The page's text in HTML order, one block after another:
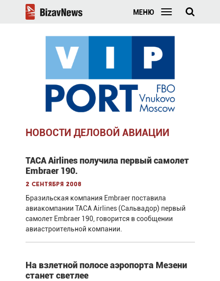
МЕНЮ
НОВОСТИ ДЕЛОВОЙ АВИАЦИИ
TACA Airlines получила первый самолет
Embraer 190.
2 сентября 2008
Бразильская компания Embraer поставила
авиакомпании TACA Airlines (Сальвадор) первый
самолет Embraer 190, говорится в сообщении
авиастроительной компании.
На взлетной полосе аэропорта Мезени
станет светлее